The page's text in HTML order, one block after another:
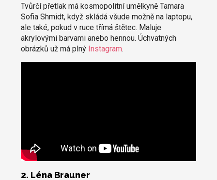
Tvůrčí přetlak má kosmopolitní umělkyně Tamara
Sofia Shmidt, když skládá všude možně na laptopu,
ale také, pokud v ruce třímá štětec. Maluje
akrylovými barvami anebo hennou. Úchvatných
obrázků už má plný Instagram.
2. Léna Brauner